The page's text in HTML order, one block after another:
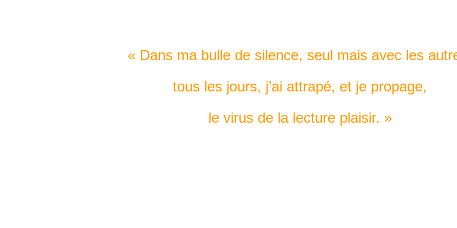
« Dans ma bulle de silence, seul mais avec les
tous les jours, j’ai attrapé, et je propage,
le virus de la lecture plaisir. »